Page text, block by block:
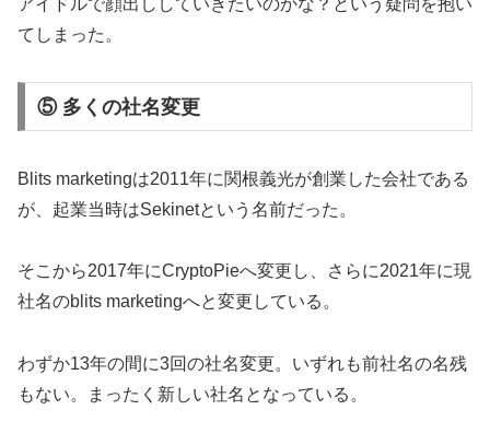
アイドルで顔出ししていきたいのかな？という疑問を抱い
てしまった。
⑤ 多くの社名変更
Blits marketingは2011年に関根義光が創業した会社である
が、起業当時はSekinetという名前だった。
そこから2017年にCryptoPieへ変更し、さらに2021年に現
社名のblits marketingへと変更している。
わずか13年の間に3回の社名変更。いずれも前社名の名残
もない。まったく新しい社名となっている。